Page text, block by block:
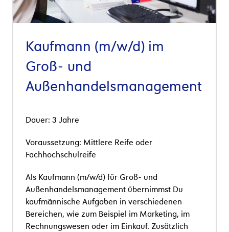
Kaufmann (m/w/d) im
Groß- und
Außenhandelsmanagement
Dauer: 3 Jahre
Voraussetzung: Mittlere Reife oder
Fachhochschulreife
Als Kaufmann (m/w/d) für Groß- und
Außenhandelsmanagement übernimmst Du
kaufmännische Aufgaben in verschiedenen
Bereichen, wie zum Beispiel im Marketing, im
Rechnungswesen oder im Einkauf. Zusätzlich